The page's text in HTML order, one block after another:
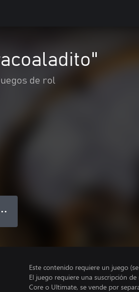
de rol
● ●
Este contenido requiere un juego
El juego requiere una suscripción
Core o Ultimate, se vende por